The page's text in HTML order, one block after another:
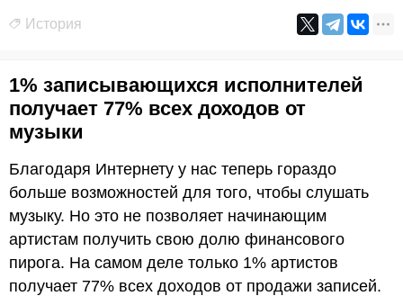
История
1% записывающихся исполнителей
получает 77% всех доходов от
музыки
Благодаря Интернету у нас теперь гораздо
больше возможностей для того, чтобы слушать
музыку. Но это не позволяет начинающим
артистам получить свою долю финансового
пирога. На самом деле только 1% артистов
получает 77% всех доходов от продажи записей.